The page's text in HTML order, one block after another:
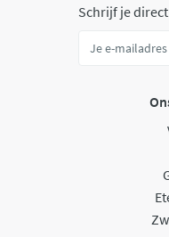
Schrijf je